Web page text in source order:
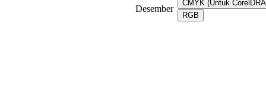
Desember
CMYK (Untuk
RGB